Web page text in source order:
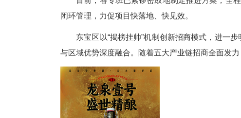
绿色磷化工和新材料产业链专班紧
强链需求，做强绿色磷化工与新材料
农文旅大健康产业链专班则着力于
育种制种、数字化农业五大核心领域
现代服务业产业链专班全力推进东